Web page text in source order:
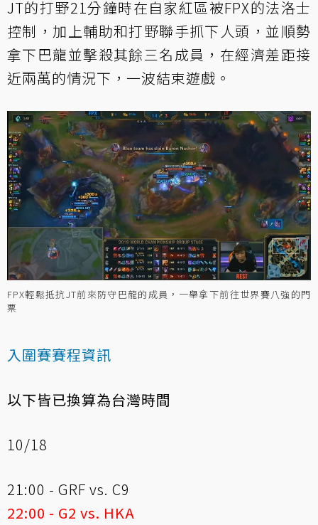
JT的打野21分鐘時在自家紅區被FPX的法洛士
控制，加上輔助和打野聯手抓下人頭，並順勢
拿下巴龍並擊殺其餘三名成員，在經濟差距接
近兩萬的情況下，一波結束遊戲。
FPX輕鬆抵抗JT前來防守巴龍的成員，一舉拿下前往世界賽八強的門
票
入圍賽賽程資訊
以下皆已換算為台灣時間
10/18
21:00 - GRF vs. C9
22:00 - G2 vs. HKA